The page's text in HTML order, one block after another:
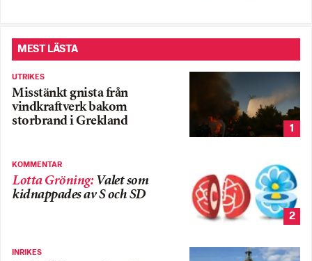
MEST LÄSTA
UTRIKES
Misstänkt gnista från
vindkraftverk bakom
storbrand i Grekland
1
KOMMENTAR
Lotta Gröning: Valet som
kidnappades av S och SD
2
INRIKES